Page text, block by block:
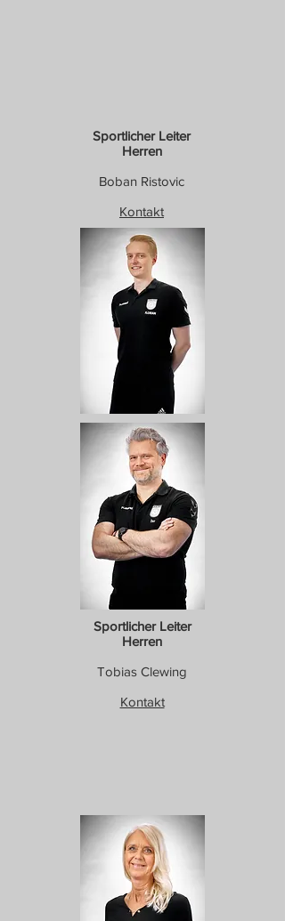
Sportlicher Leiter
Herren
Boban Ristovic
Kontakt
Sportlicher Leiter
Herren
Tobias Clewing
Kontakt